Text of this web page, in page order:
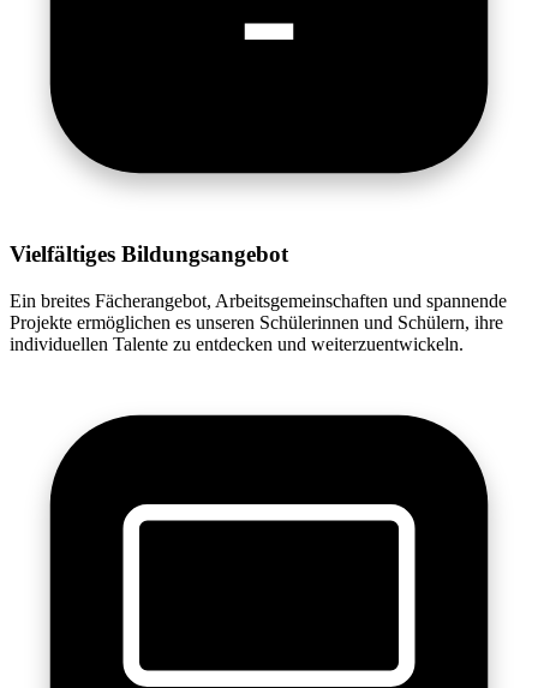
Vielfältiges Bildungsangebot
Ein breites Fächerangebot, Arbeitsgemeinschaften und spannende
Projekte ermöglichen es unseren Schülerinnen und Schülern, ihre
individuellen Talente zu entdecken und weiterzuentwickeln.